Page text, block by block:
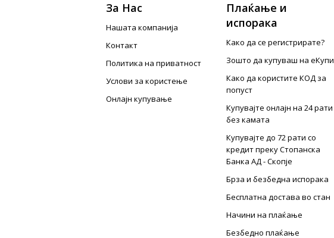
За Нас
Нашата компанија
Контакт
Политика на приватност
Услови за користење
Онлајн купување
Плаќање и
испорака
Како да се регистрирате?
Зошто да купуваш на еКупи
Како да користите КОД за
попуст
Купувајте онлајн на 24 рати
без камата
Купувајте до 72 рати со
кредит преку Стопанска
Банка АД - Скопје
Брза и безбедна испорака
Бесплатна достава во стан
Начини на плаќање
Безбедно плаќање